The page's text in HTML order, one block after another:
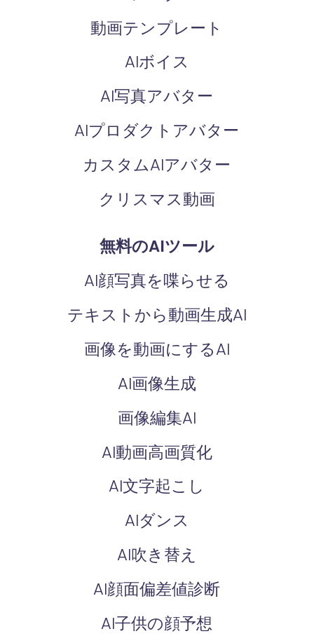
動画テンプレート
AIボイス
AI写真アバター
AIプロダクトアバター
カスタムAIアバター
クリスマス動画
無料のAIツール
AI顔写真を喋らせる
テキストから動画生成AI
画像を動画にするAI
AI画像生成
画像編集AI
AI動画高画質化
AI文字起こし
AIダンス
AI吹き替え
AI顔面偏差値診断
AI子供の顔予想